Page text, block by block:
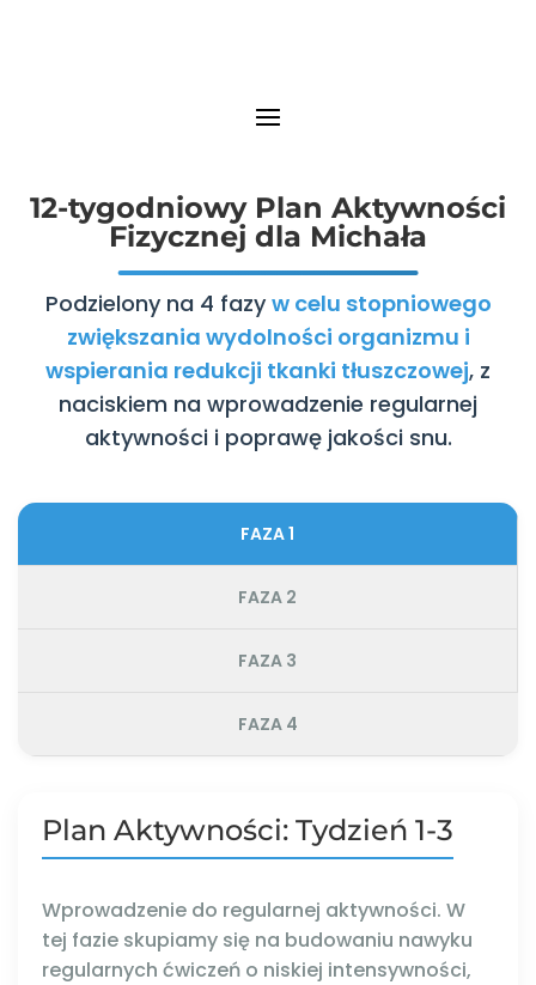
12-tygodniowy Plan Aktywności
Fizycznej dla Michała
Podzielony na 4 fazy w celu stopniowego
zwiększania wydolności organizmu i
wspierania redukcji tkanki tłuszczowej, z
naciskiem na wprowadzenie regularnej
aktywności i poprawę jakości snu.
FAZA 1
FAZA 2
FAZA 3
FAZA 4
Plan Aktywności: Tydzień 1-3
Wprowadzenie do regularnej aktywności. W
tej fazie skupiamy się na budowaniu nawyku
regularnych ćwiczeń o niskiej intensywności,